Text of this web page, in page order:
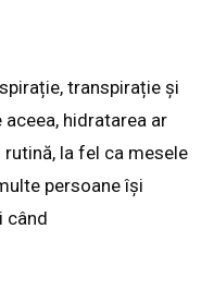
transpirație și
hidratarea ar
la fel ca mesele
persoane își
când